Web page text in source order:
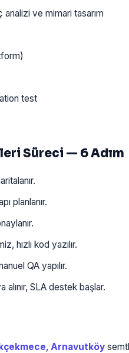
ve mimari tasarım
test
Süreci — 6 Adım
planlanır.
hızlı kod yazılır.
QA yapılır.
alınır, SLA destek başlar.
, Arnavutköy